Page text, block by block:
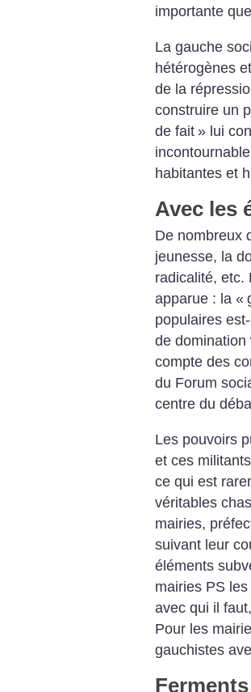
importante
La gauche
hétérogènes
de la
construire un
de fait » lui
habitantes et
Avec les
De nombreux
jeunesse, la
radicalité, etc.
apparue : la «
populaires
de domination
compte des
du Forum
centre du
Les pouvoirs
et ces
ce qui est
véritables
mairies,
suivant leur
éléments
mairies PS
avec qui il
Pour les
gauchistes